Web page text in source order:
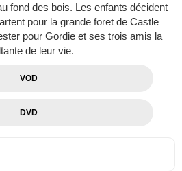
fond des bois. Les enfants décident
pour la grande foret de Castle
pour Gordie et ses trois amis la
de leur vie.
VOD
DVD